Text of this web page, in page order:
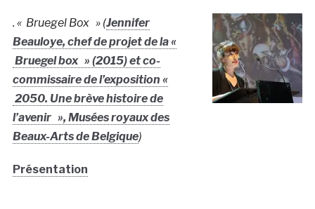
. « Bruegel Box » (Jennifer
Beauloye, chef de projet de la «
Bruegel box » (2015) et co-
commissaire de l’exposition «
2050. Une brève histoire de
l’avenir », Musées royaux des
Beaux-Arts de Belgique)
Présentation